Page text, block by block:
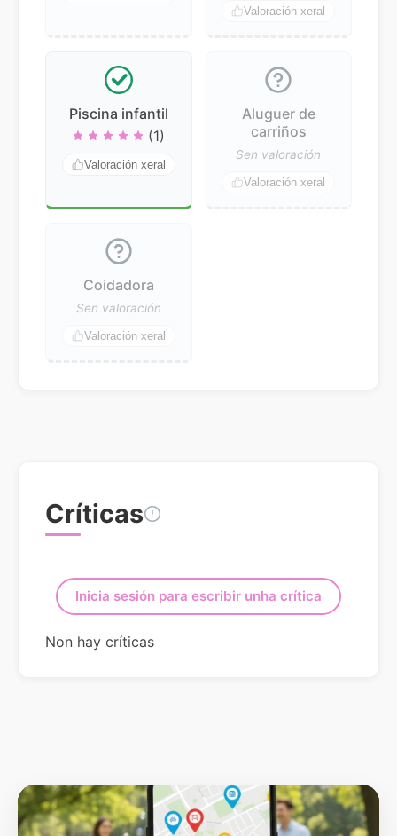
Valoración xeral
Piscina infantil
(1)
Valoración xeral
Aluguer de
carriños
Sen valoración
Valoración xeral
Coidadora
Sen valoración
Valoración xeral
Críticas
Inicia sesión para escribir unha crítica
Non hay críticas